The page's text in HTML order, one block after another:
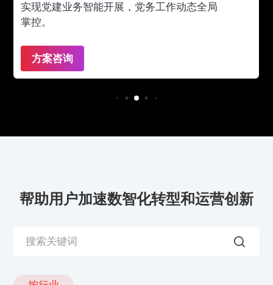
实现党建业务智能开展，党务工作动态全局
掌控。
方案咨询
帮助用户加速数智化转型和运营创新